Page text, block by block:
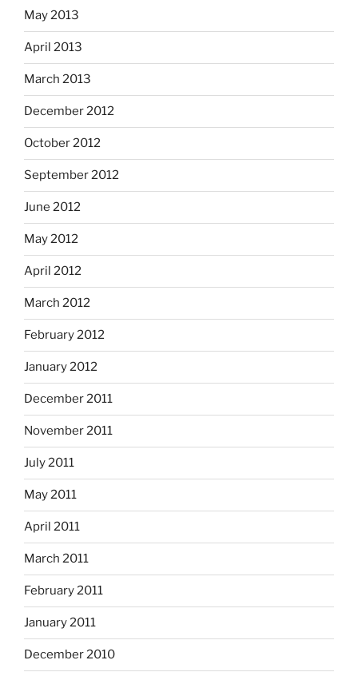
May 2013
April 2013
March 2013
December 2012
October 2012
September 2012
June 2012
May 2012
April 2012
March 2012
February 2012
January 2012
December 2011
November 2011
July 2011
May 2011
April 2011
March 2011
February 2011
January 2011
December 2010